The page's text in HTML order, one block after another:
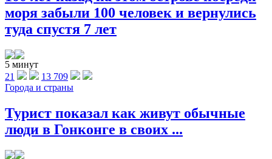
моря забыли 100 человек и вернулись
туда спустя 7 лет
5 минут
21
13 709
Города и страны
Турист показал как живут обычные
люди в Гонконге в своих ...